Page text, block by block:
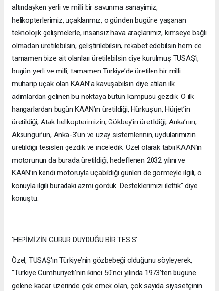
altındayken yerli ve milli bir savunma sanayimiz,
helikopterlerimiz, uçaklarımız, o günden bugüne yaşanan
teknolojik gelişmelerle, insansız hava araçlarımız, kimseye bağlı
olmadan üretilebilsin, geliştirilebilsin, rekabet edebilsin hem de
tamamen bize ait olanları üretilebilsin diye kurulmuş TUSAŞ’ı,
bugün yerli ve milli, tamamen Türkiye’de üretilen bir milli
muharip uçak olan KAAN’a kavuşabilsin diye atılan ilk
adımlardan gelinen bu noktaya bütün kampüsü gezdik. O ilk
hangarlardan bugün KAAN’ın üretildiği, Hürkuş’un, Hürjet’in
üretildiği, Atak helikopterimizin, Gökbey’in üretildiği, Anka’nın,
Aksungur’un, Anka-3’ün ve uzay sistemlerinin, uydularımızın
üretildiği tesisleri gezdik ve inceledik. Özel olarak tabii KAAN’ın
motorunun da burada üretildiği, hedeflenen 2032 yılını ve
KAAN’ın kendi motoruyla uçabildiği günleri de görmeyle ilgili, o
konuyla ilgili buradaki azmi gördük. Desteklerimizi ilettik" diye
konuştu.
'HEPİMİZİN GURUR DUYDUĞU BİR TESİS'
Özel, TUSAŞ'ın Türkiye’nin gözbebeği olduğunu söyleyerek,
"Türkiye Cumhuriyeti’nin ikinci 50'nci yılında 1973’ten bugüne
gelene kadar üzerinde çok emek olan, çok sayıda siyasetçinin